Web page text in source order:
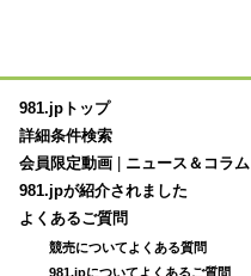
981.jpトップ
詳細条件検索
会員限定動画
ニュース＆コラム
981.jpが紹介されました
よくあるご質問
競売についてよくある質問
981.jpについてよくあるご質問